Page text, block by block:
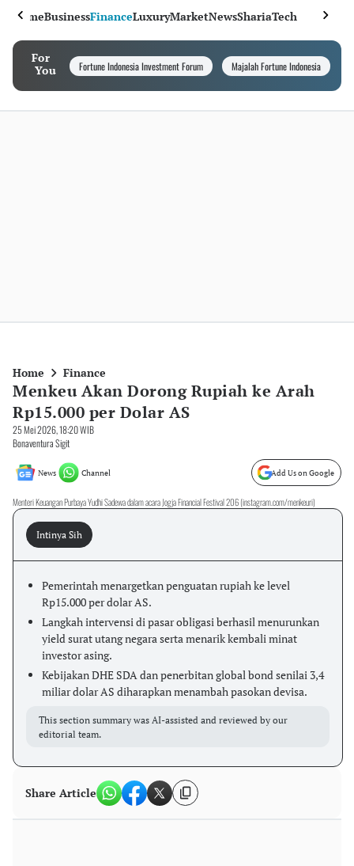
HomeBusinessFinanceLuxuryMarketNewsShariaTech
For
You
Fortune Indonesia Investment Forum Majalah Fortune Indonesia
Home Finance
Menkeu Akan Dorong Rupiah ke Arah
Rp15.000 per Dolar AS
25 Mei 2026, 18:20 WIB
Bonaventura Sigit
News Channel Add Us on Google
Menteri Keuangan Purbaya Yudhi Sadewa dalam acara Jogja Financial Festival 206 (instagram.com/menkeuri)
Intinya Sih
Pemerintah menargetkan penguatan rupiah ke level
Rp15.000 per dolar AS.
Langkah intervensi di pasar obligasi berhasil menurunkan
yield surat utang negara serta menarik kembali minat
investor asing.
Kebijakan DHE SDA dan penerbitan global bond senilai 3,4
miliar dolar AS diharapkan menambah pasokan devisa.
This section summary was AI-assisted and reviewed by our
editorial team.
Share Article